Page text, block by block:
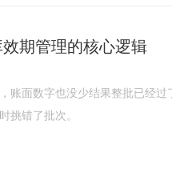
期管理的核心逻辑
面数字也没少结果整批已经过
挑错了批次。